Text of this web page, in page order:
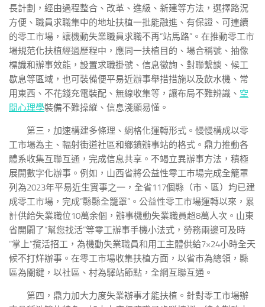
長計劃，經由過程整合、改革、進級、新建等方法，選擇路況
方便、職員求職集中的地址扶植一批能融進、有保證、可連續
的零工市場，讓機動失業職員求職不再“站馬路”。在推動零工市
場規范化扶植經過歷程中，應同一扶植目的、場合稱號、抽像
標識和辦事效能，設置求職掛號、信息徵詢、對聯繫談、候工
歇息等區域，也可裝備便平易近辦事舉措措施以及飲水機、常
用東西、不花錢充電裝配、無線收集等，讓布局不難辨識、 空
間心理學裝備不難操縱、信息淺顯易懂。
第三，加速構建多條理、網格化運轉形式。慢慢構成以零
工市場為主、輻射街道社區和鄉鎮辦事站的格式。鼎力推動各
體系收集互聯互通，完成信息共享。不竭立異辦事方法，積極
展開數字化辦事。例如，山西省將公益性零工市場完成全籠罩
列為2023年平易近生實事之一，全省117個縣（市、區）均已建
成零工市場，完成“縣縣全籠罩”。公益性零工市場運轉以來，累
計供給失業職位10萬余個，辦事機動失業職員超8萬人次。山東
省開闢了“幫您找活”等零工辦事手機小法式，勞務兩邊可及時
“掌上”攬活招工，為機動失業職員和用工主體供給7×24小時全天
候不打烊辦事。在零工市場收集扶植方面，以省市為總領，縣
區為關鍵，以社區、村為驛站節點，全網互聯互通。
第四，鼎力加大力度失業辦事才能扶植。針對零工市場辦